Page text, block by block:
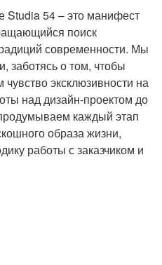
Studia 54 – это манифест
поиск
современности. Мы
заботясь о том, чтобы
эксклюзивности на
над дизайн-проектом до
каждый этап
образа жизни,
работы с заказчиком и